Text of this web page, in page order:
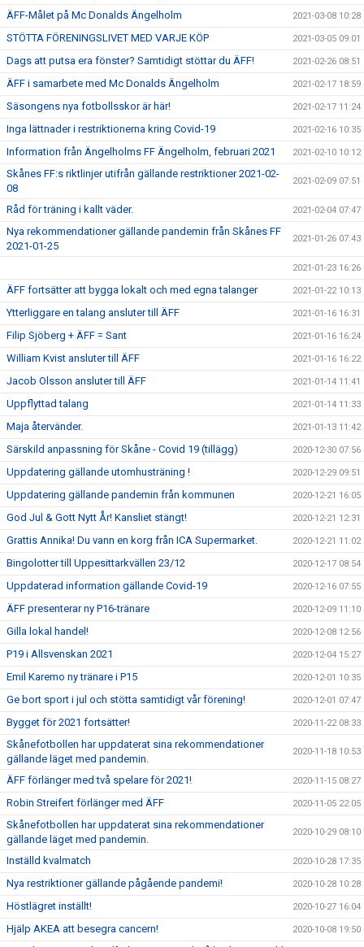
ÄFF-Målet på Mc Donalds Ängelholm 2021-03-08 10:28
STÖTTA FÖRENINGSLIVET MED VARJE KÖP 2021-03-05 09:01
Dags att putsa era fönster? Samtidigt stöttar du ÄFF! 2021-02-26 08:51
ÄFF i samarbete med Mc Donalds Ängelholm 2021-02-17 18:59
Säsongens nya fotbollsskor är här! 2021-02-17 11:24
Inga lättnader i restriktionerna kring Covid-19 2021-02-16 10:35
Information från Ängelholms FF Ängelholm, februari 2021 2021-02-10 10:12
Skånes FF:s riktlinjer utifrån gällande restriktioner 2021-02-
08
2021-02-09 07:51
Råd för träning i kallt väder. 2021-02-04 07:47
Nya rekommendationer gällande pandemin från Skånes FF
2021-01-25
2021-01-26 07:43
2021-01-23 16:26
ÄFF fortsätter att bygga lokalt och med egna talanger 2021-01-22 10:13
Ytterliggare en talang ansluter till ÄFF 2021-01-16 16:31
Filip Sjöberg + ÄFF = Sant 2021-01-16 16:24
William Kvist ansluter till ÄFF 2021-01-16 16:22
Jacob Olsson ansluter till ÄFF 2021-01-14 11:41
Uppflyttad talang 2021-01-14 11:33
Maja återvänder. 2021-01-13 11:42
Särskild anpassning för Skåne - Covid 19 (tillägg) 2020-12-30 07:56
Uppdatering gällande utomhusträning ! 2020-12-29 09:51
Uppdatering gällande pandemin från kommunen 2020-12-21 16:05
God Jul & Gott Nytt År! Kansliet stängt! 2020-12-21 12:31
Grattis Annika! Du vann en korg från ICA Supermarket. 2020-12-21 11:02
Bingolotter till Uppesittarkvällen 23/12 2020-12-17 08:54
Uppdaterad information gällande Covid-19 2020-12-16 07:55
ÄFF presenterar ny P16-tränare 2020-12-09 11:10
Gilla lokal handel! 2020-12-08 12:56
P19 i Allsvenskan 2021 2020-12-04 15:27
Emil Karemo ny tränare i P15 2020-12-01 10:35
Ge bort sport i jul och stötta samtidigt vår förening! 2020-12-01 07:47
Bygget för 2021 fortsätter! 2020-11-22 08:33
Skånefotbollen har uppdaterat sina rekommendationer
gällande läget med pandemin.
2020-11-18 10:53
ÄFF förlänger med två spelare för 2021! 2020-11-15 08:27
Robin Streifert förlänger med ÄFF 2020-11-05 22:05
Skånefotbollen har uppdaterat sina rekommendationer
gällande läget med pandemin.
2020-10-29 08:10
Inställd kvalmatch 2020-10-28 17:35
Nya restriktioner gällande pågående pandemi! 2020-10-28 10:28
Höstlägret inställt! 2020-10-27 16:04
Hjälp AKEA att besegra cancern! 2020-10-08 19:50